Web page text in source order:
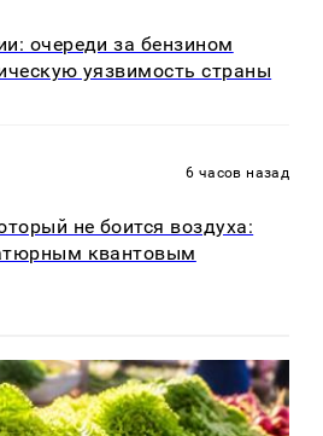
очереди за бензином
уязвимость страны
6 часов назад
не боится воздуха:
квантовым